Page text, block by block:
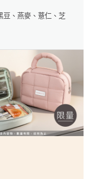
豆、燕麥、薏仁、芝